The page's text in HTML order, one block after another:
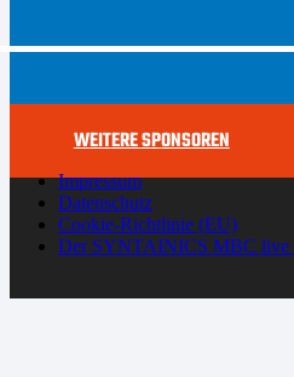
WEITERE SPONSOREN
Impressum
Datenschutz
Cookie-Richtlinie (EU)
Der SYNTAINICS MBC live